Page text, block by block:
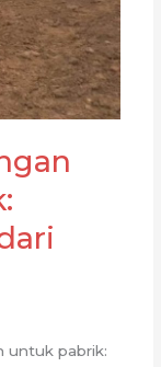
untuk pabrik: